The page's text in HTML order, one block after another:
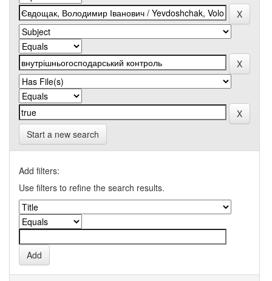
Start a new search
Add filters:
Use filters to refine the search results.